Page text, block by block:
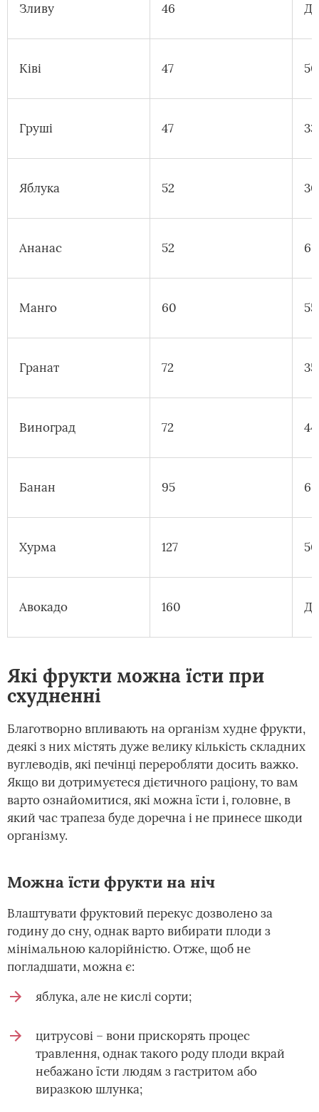
Зливу 46
Ківі 47 50
Груші 47 33
Яблука 52 30
Ананас 52 65
Манго 60 55
Гранат 72 35
Виноград 72 44
Банан 95 60
Хурма 127 50
Авокадо 160
Які фрукти можна їсти при
схудненні
Благотворно впливають на організм худне фрукти,
деякі з них містять дуже велику кількість складних
вуглеводів, які печінці переробляти досить важко.
Якщо ви дотримуєтеся дієтичного раціону, то вам
варто ознайомитися, які можна їсти і, головне, в
який час трапеза буде доречна і не принесе шкоди
організму.
Можна їсти фрукти на ніч
Влаштувати фруктовий перекус дозволено за
годину до сну, однак варто вибирати плоди з
мінімальною калорійністю. Отже, щоб не
погладшати, можна є:
яблука, але не кислі сорти;
цитрусові – вони прискорять процес
травлення, однак такого роду плоди вкрай
небажано їсти людям з гастритом або
виразкою шлунка;